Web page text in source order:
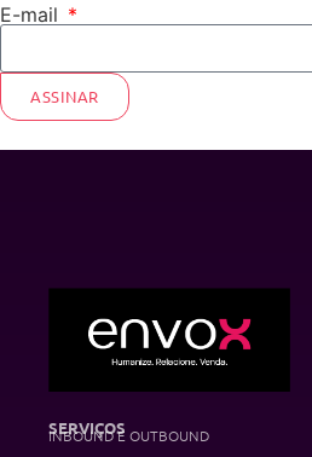
E-mail
ASSINAR
SERVIÇOS
INBOUND E OUTBOUND